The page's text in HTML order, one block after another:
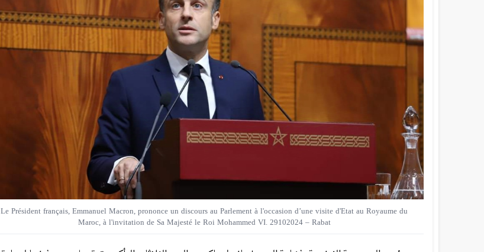
Le Président français, Emmanuel Macron, prononce un discours au Parlement à l'occasion d’une visite d'Etat au Royaume du
Maroc, à l'invitation de Sa Majesté le Roi Mohammed VI. 29102024 – Rabat